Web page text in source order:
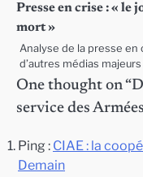
Presse en crise : « le
mort »
Analyse de la presse en
d’autres médias
One thought on “
service des
Ping : CIAE : la
Demain